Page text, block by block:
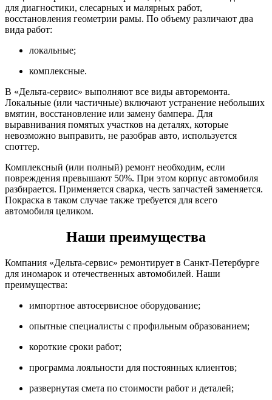
для диагностики, слесарных и малярных работ,
восстановления геометрии рамы. По объему различают два
вида работ:
локальные;
комплексные.
В «Дельта-сервис» выполняют все виды авторемонта.
Локальные (или частичные) включают устранение небольших
вмятин, восстановление или замену бампера. Для
выравнивания помятых участков на деталях, которые
невозможно выправить, не разобрав авто, используется
споттер.
Комплексный (или полный) ремонт необходим, если
повреждения превышают 50%. При этом корпус автомобиля
разбирается. Применяется сварка, честь запчастей заменяется.
Покраска в таком случае также требуется для всего
автомобиля целиком.
Наши преимущества
Компания «Дельта-сервис» ремонтирует в Санкт-Петербурге
для иномарок и отечественных автомобилей. Наши
преимущества:
импортное автосервисное оборудование;
опытные специалисты с профильным образованием;
короткие сроки работ;
программа лояльности для постоянных клиентов;
развернутая смета по стоимости работ и деталей;